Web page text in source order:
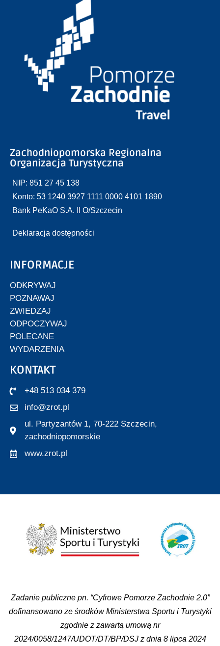
Zachodniopomorska Regionalna
Organizacja Turystyczna
NIP: 851 27 45 138
Konto: 53 1240 3927 1111 0000 4101 1890
Bank PeKaO S.A. II O/Szczecin
Deklaracja dostępności
INFORMACJE
ODKRYWAJ
POZNAWAJ
ZWIEDZAJ
ODPOCZYWAJ
POLECANE
WYDARZENIA
KONTAKT
+48 513 034 379
info@zrot.pl
ul. Partyzantów 1, 70-222 Szczecin,
zachodniopomorskie
www.zrot.pl
Zadanie publiczne pn. “Cyfrowe Pomorze Zachodnie 2.0”
dofinansowano ze środków Ministerstwa Sportu i Turystyki
zgodnie z zawartą umową nr
2024/0058/1247/UDOT/DT/BP/DSJ z dnia 8 lipca 2024